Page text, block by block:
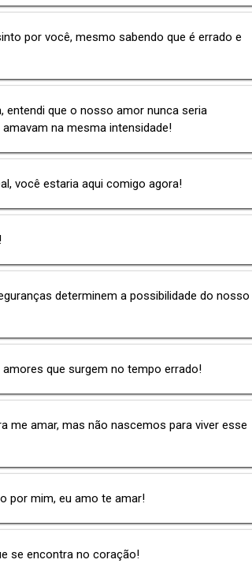
por você, mesmo sabendo que é errado e
entendi que o nosso amor nunca seria
na mesma intensidade!
você estaria aqui comigo agora!
determinem a possibilidade do nosso
que surgem no tempo errado!
me amar, mas não nascemos para viver esse
por mim, eu amo te amar!
se encontra no coração!